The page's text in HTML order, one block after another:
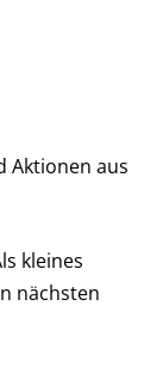
Aktionen aus
kleines
nächsten